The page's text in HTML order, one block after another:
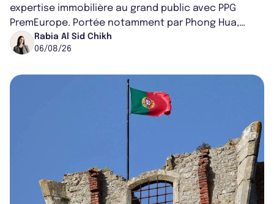
expertise immobilière au grand public avec PPG
PremEurope. Portée notamment par Phong Hua,
ancien directeur des investissements d...
Rabia Al Sid Chikh
06/08/26